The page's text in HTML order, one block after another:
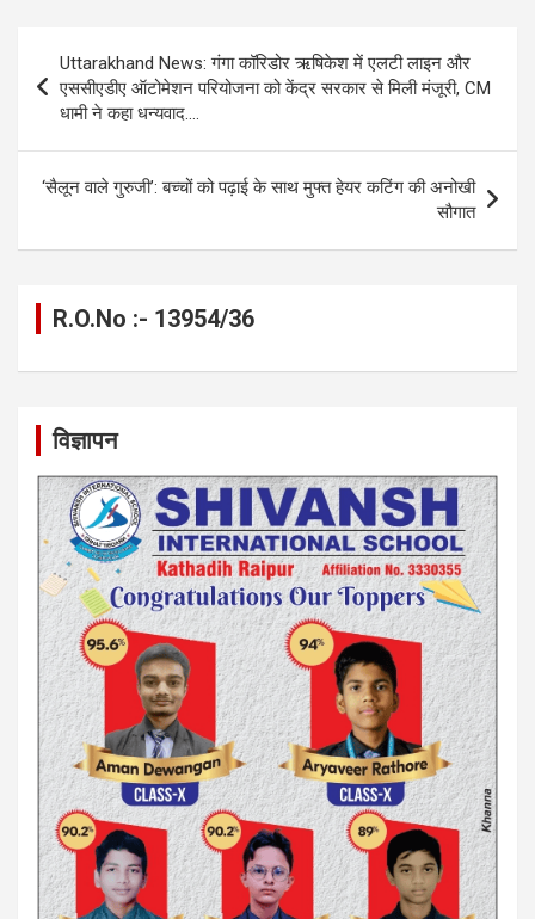
o
o
k
g
er
A
p
p
a
m
n
k
navigation
Uttarakhand News: गंगा कॉरिडोर ऋषिकेश में एलटी लाइन और
एससीएडीए ऑटोमेशन परियोजना को केंद्र सरकार से मिली मंजूरी, CM
धामी ने कहा धन्यवाद….
‘सैलून वाले गुरुजी’: बच्चों को पढ़ाई के साथ मुफ्त हेयर कटिंग की अनोखी
सौगात
R.O.No :- 13954/36
विज्ञापन